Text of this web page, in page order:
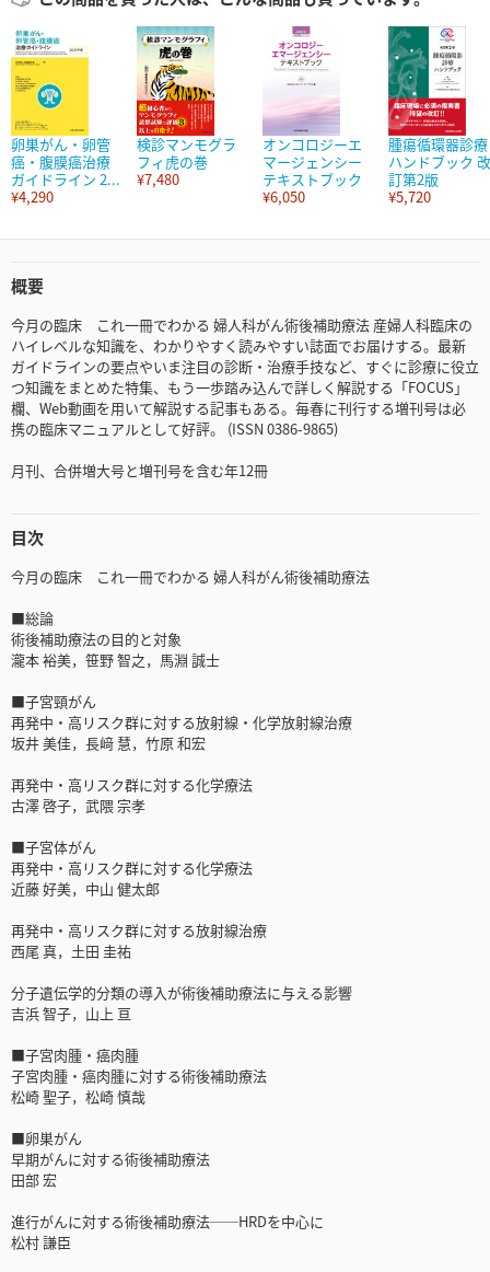
卵巣がん・卵管
癌・腹膜癌治療
ガイドライン 2...
¥4,290
検診マンモグラ
フィ虎の巻
¥7,480
オンコロジーエ
マージェンシー
テキストブック
¥6,050
腫瘍循環器診療
ハンドブック 改
訂第2版
¥5,720
概要
今月の臨床 これ一冊でわかる 婦人科がん術後補助療法 産婦人科臨床の
ハイレベルな知識を、わかりやすく読みやすい誌面でお届けする。最新
ガイドラインの要点やいま注目の診断・治療手技など、すぐに診療に役立
つ知識をまとめた特集、もう一歩踏み込んで詳しく解説する「FOCUS」
欄、Web動画を用いて解説する記事もある。毎春に刊行する増刊号は必
携の臨床マニュアルとして好評。 (ISSN 0386-9865)
月刊、合併増大号と増刊号を含む年12冊
目次
今月の臨床 これ一冊でわかる 婦人科がん術後補助療法
■総論
術後補助療法の目的と対象
瀧本 裕美，笹野 智之，馬淵 誠士
■子宮頸がん
再発中・高リスク群に対する放射線・化学放射線治療
坂井 美佳，長﨑 慧，竹原 和宏
再発中・高リスク群に対する化学療法
古澤 啓子，武隈 宗孝
■子宮体がん
再発中・高リスク群に対する化学療法
近藤 好美，中山 健太郎
再発中・高リスク群に対する放射線治療
西尾 真，土田 圭祐
分子遺伝学的分類の導入が術後補助療法に与える影響
吉浜 智子，山上 亘
■子宮肉腫・癌肉腫
子宮肉腫・癌肉腫に対する術後補助療法
松崎 聖子，松崎 慎哉
■卵巣がん
早期がんに対する術後補助療法
田部 宏
進行がんに対する術後補助療法──HRDを中心に
松村 謙臣